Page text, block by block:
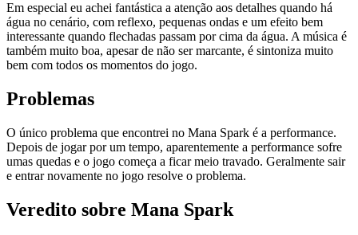
Em especial eu achei fantástica a atenção aos detalhes quando há
água no cenário, com reflexo, pequenas ondas e um efeito bem
interessante quando flechadas passam por cima da água. A música é
também muito boa, apesar de não ser marcante, é sintoniza muito
bem com todos os momentos do jogo.
Problemas
O único problema que encontrei no Mana Spark é a performance.
Depois de jogar por um tempo, aparentemente a performance sofre
umas quedas e o jogo começa a ficar meio travado. Geralmente sair
e entrar novamente no jogo resolve o problema.
Veredito sobre Mana Spark